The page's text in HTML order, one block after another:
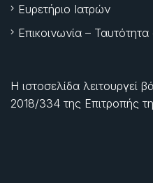
Ευρετήριο Ιατρών
Επικοινωνία –
Η ιστοσελίδα λειτουργεί
2018/334 της Επιτροπής